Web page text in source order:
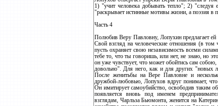
1) "учит человека добывать тепло"; 2)
"раскрывает истинные мотивы жизни, а поэзия в
Часть 4
Полюбив Веру Павловну, Лопухин предлагает
Свой взгляд на человеческие отношения (в
пусть охраняет свою независимость всеми
тебе то, что ты говоришь, или нет, не знаю, но
он уже чувствует, что может обойтись сам
довольно". Для него, как и для других "новых
После женитьбы на Вере Павловне и
дружбой-любовью, Лопухов вдруг понимает,
Он имитирует самоубийство, освободив таким
появляется вновь под именем
взглядам, Чарльза Бьюмонта, женится на